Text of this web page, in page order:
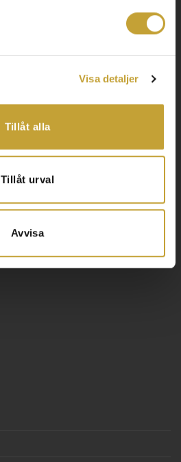
Visa detaljer
Tillåt alla
Tillåt urval
Avvisa